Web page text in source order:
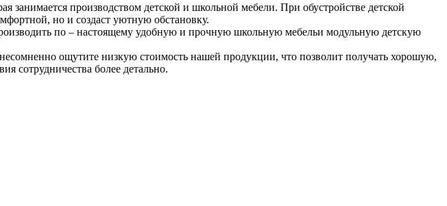
производством детской и школьной мебели. При обустройстве детской
но и создаст уютную обстановку.
по – настоящему удобную и прочную школьную мебельи модульную детскую
ощутите низкую стоимость нашей продукции, что позволит получать хорошую,
сотрудничества более детально.